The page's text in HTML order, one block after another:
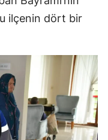
ilçenin dört bir